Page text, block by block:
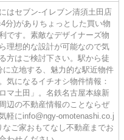
はセブン-イレブン清須土田店
4分)がありちょっとした買い物
です。素敵なデザイナーズ物
理想的な設計が可能なので気
方はご検討下さい。駅から徒
に立地する、魅力的な駅近物件
気になるイチオシ物件情報：
ロマ土田」。名鉄名古屋本線新
辺の不動産情報のことならぜ
軽にinfo@ngy-omotenashi.co.j
なご家おもてなし不動産までお